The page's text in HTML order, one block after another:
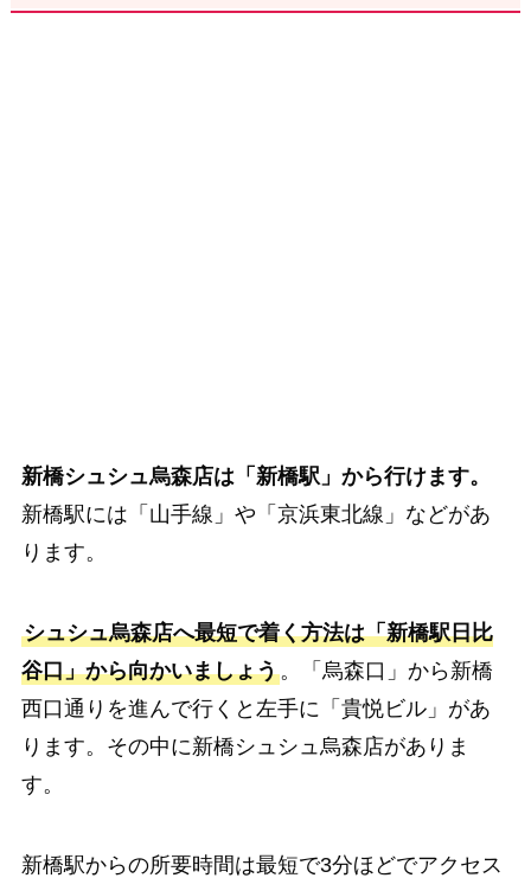
新橋シュシュ烏森店は「新橋駅」から行けます。
新橋駅には「山手線」や「京浜東北線」などがあ
ります。
シュシュ烏森店へ最短で着く方法は「新橋駅日比
谷口」から向かいましょう。「烏森口」から新橋
西口通りを進んで行くと左手に「貴悦ビル」があ
ります。その中に新橋シュシュ烏森店がありま
す。
新橋駅からの所要時間は最短で3分ほどでアクセス